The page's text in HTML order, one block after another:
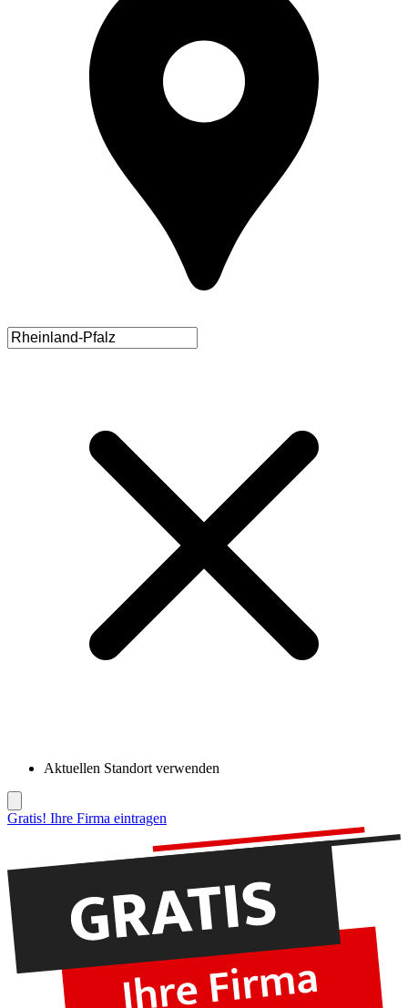
Aktuellen Standort verwenden
Gratis! Ihre Firma eintragen